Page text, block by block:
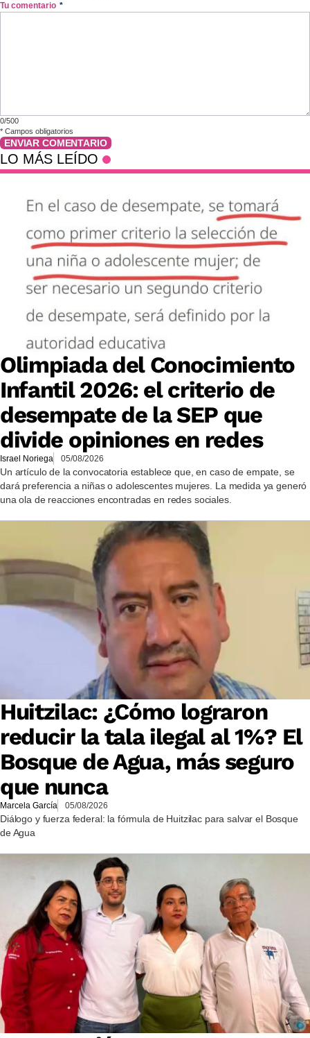
Tu comentario *
0/500
* Campos obligatorios
ENVIAR COMENTARIO
LO MÁS LEÍDO
Olimpiada del Conocimiento
Infantil 2026: el criterio de
desempate de la SEP que
divide opiniones en redes
Israel Noriega 05/08/2026
Un artículo de la convocatoria establece que, en caso de empate, se
dará preferencia a niñas o adolescentes mujeres. La medida ya generó
una ola de reacciones encontradas en redes sociales.
Huitzilac: ¿Cómo lograron
reducir la tala ilegal al 1%? El
Bosque de Agua, más seguro
que nunca
Marcela García 05/08/2026
Diálogo y fuerza federal: la fórmula de Huitzilac para salvar el Bosque
de Agua